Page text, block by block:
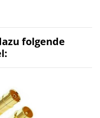
folgende